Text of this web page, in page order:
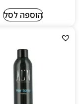
הוספה לסל